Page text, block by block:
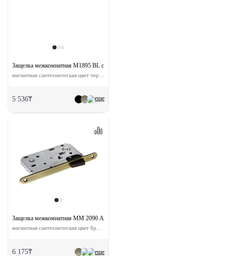
еще
Защелка межкомнатная M1895 BL с ответной планкой
5 536₸
еще
Защелка межкомнатная MM 2090 AB с ответной планкой
6 175₸